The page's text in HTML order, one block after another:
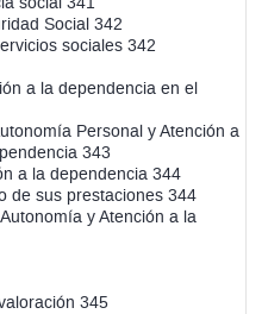
Social 342
sociales 342
a la dependencia en el
Personal y Atención a
343
a la dependencia 344
de sus prestaciones 344
y Atención a la
345